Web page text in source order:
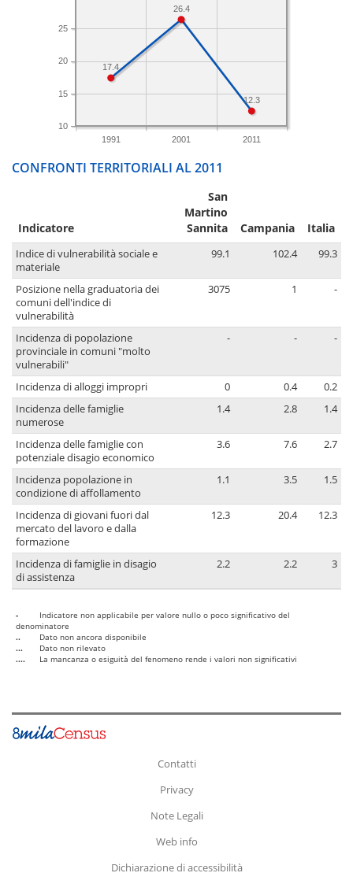
1991 2001 2011
10
15
20
25
12.3
26.4
17.4
CONFRONTI TERRITORIALI AL 2011
Indicatore
San
Martino
Sannita
Campania Italia
Indice di vulnerabilità sociale e
materiale
99.1 102.4 99.3
Posizione nella graduatoria dei
comuni dell'indice di
vulnerabilità
3075 1 -
Incidenza di popolazione
provinciale in comuni "molto
vulnerabili"
- - -
Incidenza di alloggi impropri 0 0.4
0.2
Incidenza delle famiglie
numerose
1.4 2.8 1.4
Incidenza delle famiglie con
potenziale disagio economico
3.6 7.6 2.7
Incidenza popolazione in
condizione di affollamento
1.1 3.5 1.5
Incidenza di giovani fuori dal
mercato del lavoro e dalla
formazione
12.3 20.4 12.3
Incidenza di famiglie in disagio
di assistenza
2.2 2.2 3
-
Indicatore non applicabile per valore nullo o poco significativo del
denominatore
..
Dato non ancora disponibile
...
Dato non rilevato
....
La mancanza o esiguità del fenomeno rende i valori non significativi
Contatti
Privacy
Note Legali
Web info
Dichiarazione di accessibilità